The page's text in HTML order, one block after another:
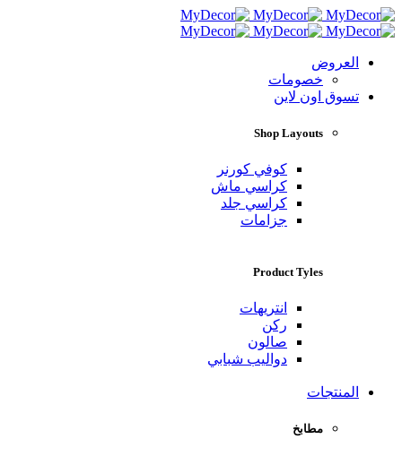
العروض
خصومات
تسوق اون لاين
Shop Layouts
كوفي كورنر
كراسي ماش
كراسي جلد
جزامات
Product Tyles
انتريهات
ركن
صالون
دواليب شبابي
المنتجات
مطابخ